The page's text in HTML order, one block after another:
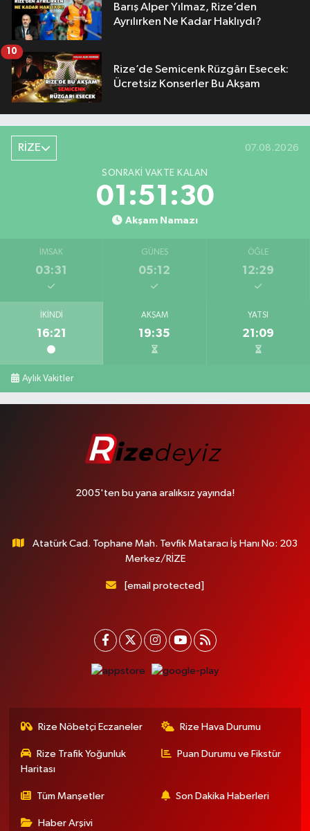
Barış Alper Yılmaz, Rize’den
Ayrılırken Ne Kadar Haklıydı?
Rize’de Semicenk Rüzgârı Esecek:
Ücretsiz Konserler Bu Akşam
10
RİZE 07.08.2026
SONRAKI VAKTE KALAN
01:51:29
Akşam Namazı
İMSAK
03:31
GÜNEŞ
05:12
ÖĞLE
12:29
İKINDI
16:21
AKŞAM
19:35
YATSI
21:09
Aylık Vakitler
2005'ten bu yana aralıksız yayında!
Atatürk Cad. Tophane Mah. Tevfik Mataracı İş Hanı No: 203
Merkez/RİZE
[email protected]
Rize Nöbetçi Eczaneler Rize Hava Durumu
Rize Trafik Yoğunluk
Haritası
Puan Durumu ve Fikstür
Tüm Manşetler Son Dakika Haberleri
Haber Arşivi